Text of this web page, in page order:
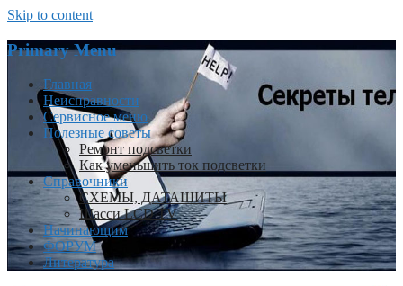
Skip to content
Primary Menu
Главная
Неисправности
Сервисное меню
Полезные советы
Ремонт подсветки
Как уменьшить ток подсветки
Справочники
СХЕМЫ, ДАТАШИТЫ
Шасси LCD TV
Начинающим
ФОРУМ
Литература